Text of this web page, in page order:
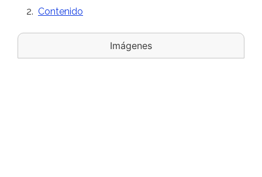
Imágenes
Contenido